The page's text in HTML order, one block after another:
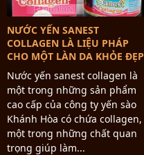
NƯỚC YẾN SANEST
COLLAGEN LÀ LIỆU PHÁP
CHO MỘT LÀN DA KHỎE ĐẸP
Nước yến sanest collagen là
một trong những sản phẩm
cao cấp của công ty yến sào
Khánh Hòa có chứa collagen,
một trong những chất quan
trọng giúp làm...